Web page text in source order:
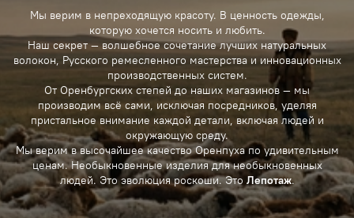
Мы верим в непреходящую красоту. В ценность одежды,
которую хочется носить и любить.
Наш секрет — волшебное сочетание лучших натуральных
волокон, Русского ремесленного мастерства и инновационных
производственных систем.
От Оренбургских степей до наших магазинов — мы
производим всё сами, исключая посредников, уделяя
пристальное внимание каждой детали, включая людей и
окружающую среду.
Мы верим в высочайшее качество Оренпуха по удивительным
ценам. Необыкновенные изделия для необыкновенных
людей. Это эволюция роскоши. Это Лепотаж.